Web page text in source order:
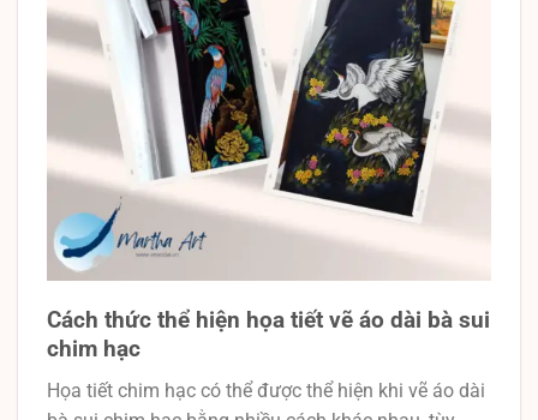
Cách thức thể hiện họa tiết vẽ áo dài bà sui
chim hạc
Họa tiết chim hạc có thể được thể hiện khi vẽ áo dài